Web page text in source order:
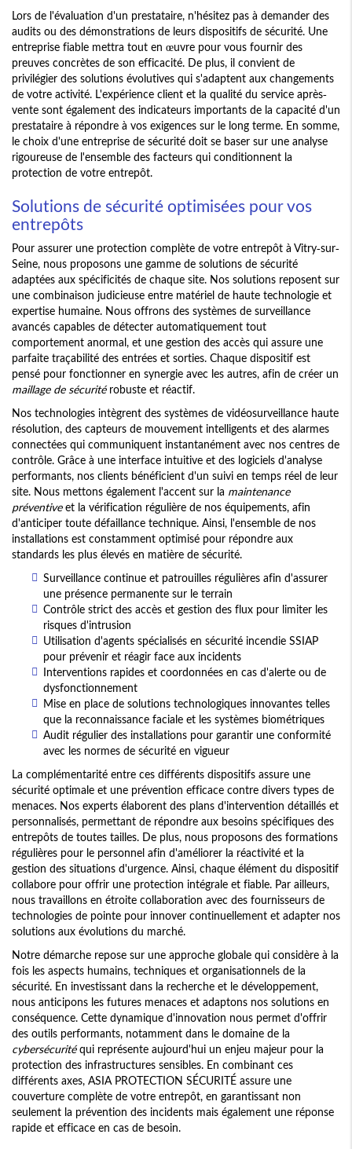
Lors de l'évaluation d'un prestataire, n'hésitez pas à demander des
audits ou des démonstrations de leurs dispositifs de sécurité. Une
entreprise fiable mettra tout en œuvre pour vous fournir des
preuves concrètes de son efficacité. De plus, il convient de
privilégier des solutions évolutives qui s'adaptent aux changements
de votre activité. L'expérience client et la qualité du service après-
vente sont également des indicateurs importants de la capacité d'un
prestataire à répondre à vos exigences sur le long terme. En somme,
le choix d'une entreprise de sécurité doit se baser sur une analyse
rigoureuse de l'ensemble des facteurs qui conditionnent la
protection de votre entrepôt.
Solutions de sécurité optimisées pour vos
entrepôts
Pour assurer une protection complète de votre entrepôt à Vitry-sur-
Seine, nous proposons une gamme de solutions de sécurité
adaptées aux spécificités de chaque site. Nos solutions reposent sur
une combinaison judicieuse entre matériel de haute technologie et
expertise humaine. Nous offrons des systèmes de surveillance
avancés capables de détecter automatiquement tout
comportement anormal, et une gestion des accès qui assure une
parfaite traçabilité des entrées et sorties. Chaque dispositif est
pensé pour fonctionner en synergie avec les autres, afin de créer un
maillage de sécuritérobuste et réactif.
Nos technologies intègrent des systèmes de vidéosurveillance haute
résolution, des capteurs de mouvement intelligents et des alarmes
connectées qui communiquent instantanément avec nos centres de
contrôle. Grâce à une interface intuitive et des logiciels d'analyse
performants, nos clients bénéficient d'un suivi en temps réel de leur
site. Nous mettons également l'accent sur la maintenance
préventiveet la vérification régulière de nos équipements, afin
d'anticiper toute défaillance technique. Ainsi, l'ensemble de nos
installations est constamment optimisé pour répondre aux
standards les plus élevés en matière de sécurité.
Surveillance continue et patrouilles régulières afin d'assurer
une présence permanente sur le terrain
Contrôle strict des accès et gestion des flux pour limiter les
risques d'intrusion
Utilisation d'agents spécialisés en sécurité incendie SSIAP
pour prévenir et réagir face aux incidents
Interventions rapides et coordonnées en cas d'alerte ou de
dysfonctionnement
Mise en place de solutions technologiques innovantes telles
que la reconnaissance faciale et les systèmes biométriques
Audit régulier des installations pour garantir une conformité
avec les normes de sécurité en vigueur
La complémentarité entre ces différents dispositifs assure une
sécurité optimale et une prévention efficace contre divers types de
menaces. Nos experts élaborent des plans d'intervention détaillés et
personnalisés, permettant de répondre aux besoins spécifiques des
entrepôts de toutes tailles. De plus, nous proposons des formations
régulières pour le personnel afin d'améliorer la réactivité et la
gestion des situations d'urgence. Ainsi, chaque élément du dispositif
collabore pour offrir une protection intégrale et fiable. Par ailleurs,
nous travaillons en étroite collaboration avec des fournisseurs de
technologies de pointe pour innover continuellement et adapter nos
solutions aux évolutions du marché.
Notre démarche repose sur une approche globale qui considère à la
fois les aspects humains, techniques et organisationnels de la
sécurité. En investissant dans la recherche et le développement,
nous anticipons les futures menaces et adaptons nos solutions en
conséquence. Cette dynamique d'innovation nous permet d'offrir
des outils performants, notamment dans le domaine de la
cybersécuritéqui représente aujourd'hui un enjeu majeur pour la
protection des infrastructures sensibles. En combinant ces
différents axes, ASIA PROTECTION SÉCURITÉ assure une
couverture complète de votre entrepôt, en garantissant non
seulement la prévention des incidents mais également une réponse
rapide et efficace en cas de besoin.